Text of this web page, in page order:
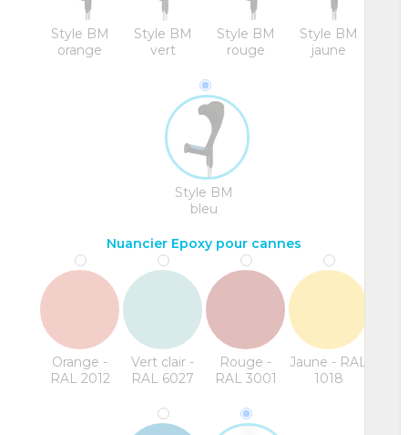
Style BM
orange
Style BM
vert
Style BM
rouge
Style BM
jaune
Style BM
bleu
Nuancier Epoxy pour cannes
Orange -
RAL 2012
Vert clair -
RAL 6027
Rouge -
RAL 3001
Jaune - RAL
1018